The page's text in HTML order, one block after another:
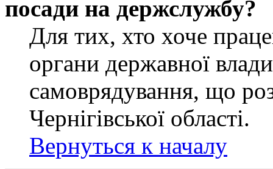
посади на держслужбу?
Для тих, хто хоче
органи державної
самоврядування, що
Чернігівської області.
Вернуться к началу